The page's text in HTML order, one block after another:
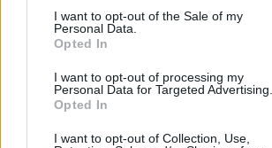
consent section.
I want to opt-out of the Sale of my
Personal Data.
Opted In
I want to opt-out of processing my
Personal Data for Targeted Advertising.
Opted In
I want to opt-out of Collection, Use,
FIFA Ranking: Η νέα παγκόσμια
θέση της Ελλάδας
επικαιροποίησε την νέα κατάταξη.